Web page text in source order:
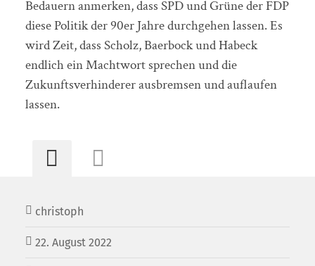
Bedauern anmerken, dass SPD und Grüne der FDP
diese Politik der 90er Jahre durchgehen lassen. Es
wird Zeit, dass Scholz, Baerbock und Habeck
endlich ein Machtwort sprechen und die
Zukunftsverhinderer ausbremsen und auflaufen
lassen.
christoph
22. August 2022